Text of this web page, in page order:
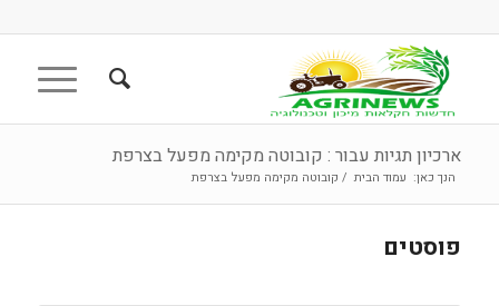
ארכיון תגיות עבור : קובוטה מקימה מפעל בצרפת
הנך כאן: עמוד הבית / קובוטה מקימה מפעל בצרפת
פוסטים